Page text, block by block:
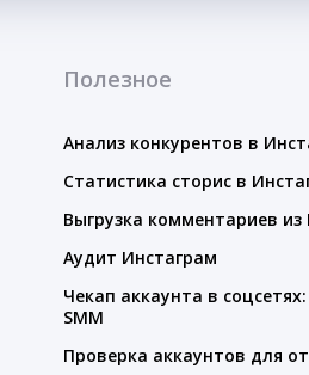
Полезное
Анализ конкурентов в
Статистика сторис в
Выгрузка комментариев из
Аудит Инстаграм
Чекап аккаунта в
SMM
Проверка аккаунтов для